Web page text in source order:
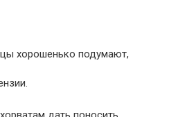
хорошенько подумают,